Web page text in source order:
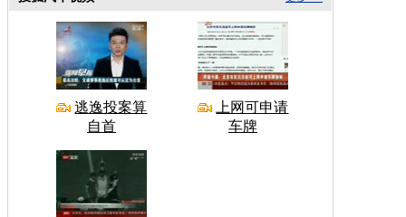
逃逸投案算
自首
上网可申请
车牌